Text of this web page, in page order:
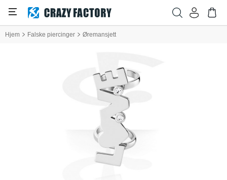
Hjem Falske piercinger Øremansjett